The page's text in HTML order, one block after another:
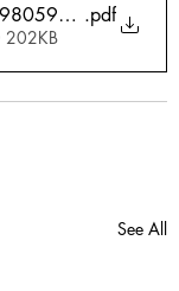
- Lussandra
.pdf
202KB
See All